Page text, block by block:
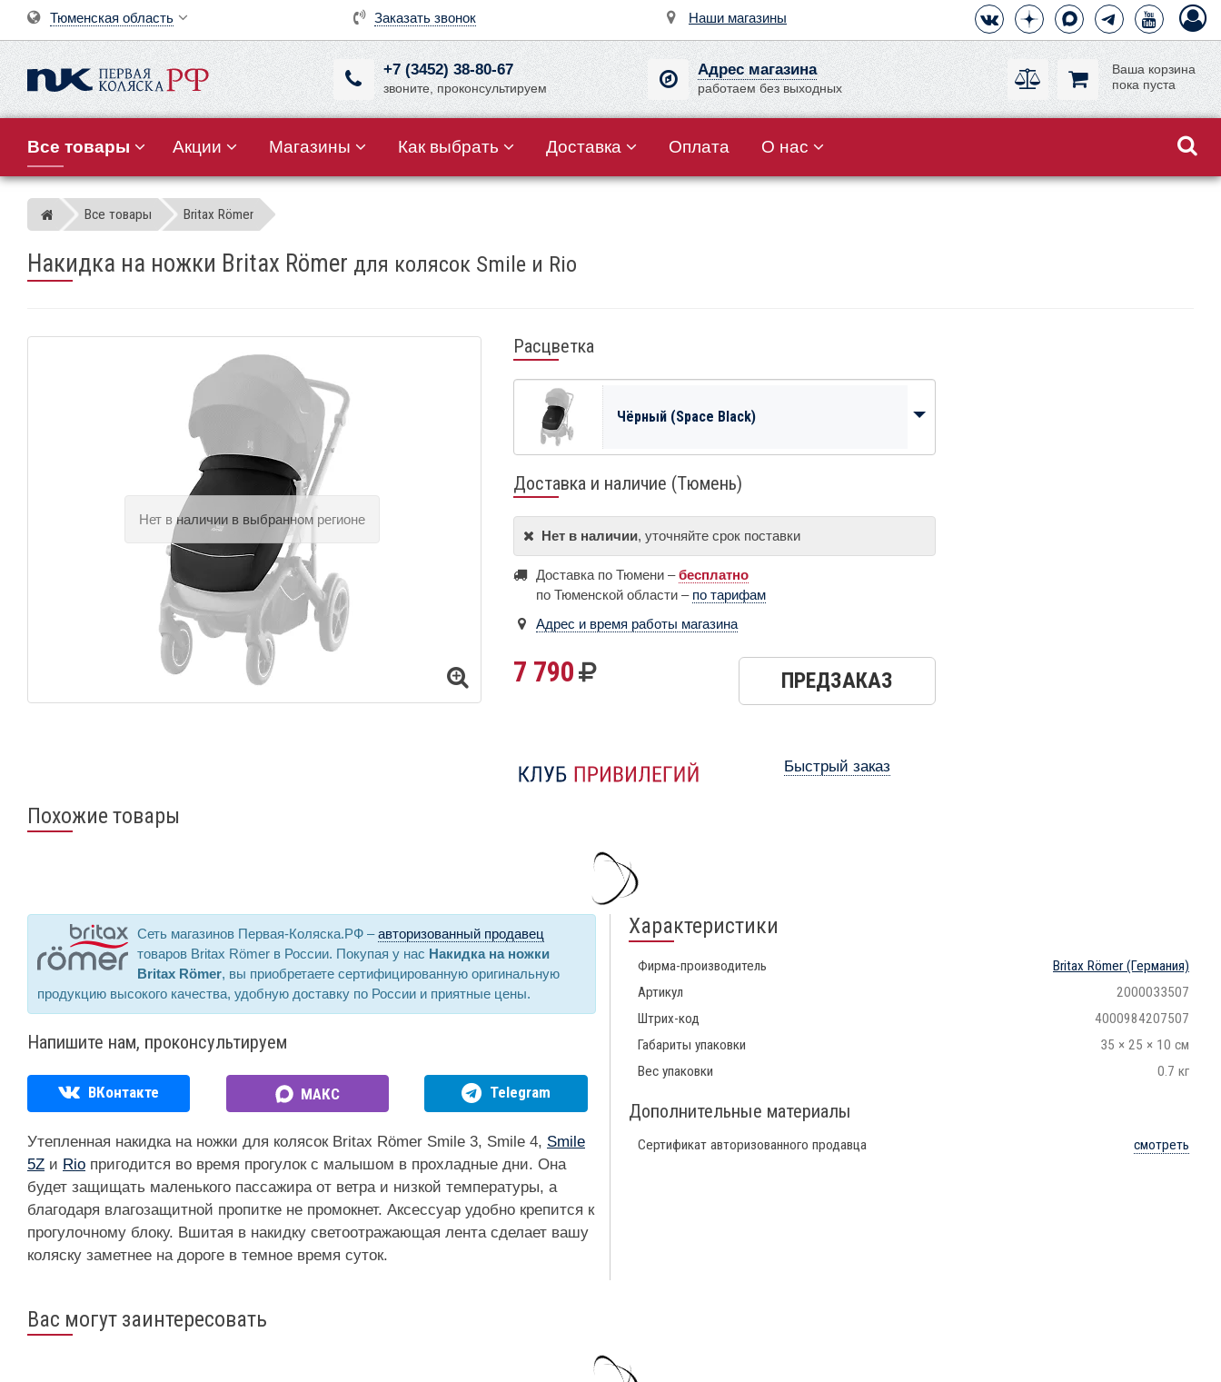
Заказать звонок Наши магазины
Тюменская область
+7 (3452) 38-80-67
звоните, проконсультируем
Адрес магазина
работаем без выходных
Ваша корзина
пока пуста
Все товары Акции Магазины Как выбрать Доставка Оплата О нас
Магазин детских колясок
Все товары Britax Römer
Накидка на ножки Britax Römer для колясок Smile и Rio
Расцветка
Чёрный (Space Black)
Доставка и наличие (Тюмень)
Нет в наличии, уточняйте срок поставки
Доставка по Тюмени –бесплатно
по Тюменской области – по тарифам
Адрес и время работы магазина
7 790 ПРЕДЗАКАЗ
Быстрый заказ
Похожие товары
Сеть магазинов Первая-Коляска.РФ –авторизованный продавец
товаров Britax Römer в России. Покупая у нас Накидка на ножки
Britax Römer, вы приобретаете сертифицированную оригинальную
продукцию высокого качества, удобную доставку по России и приятные цены.
Напишите нам, проконсультируем
ВКонтакте МАКС Telegram
Утепленная накидка на ножки для колясок Britax Römer Smile 3, Smile 4, Smile
5Z и Rio пригодится во время прогулок с малышом в прохладные дни. Она
будет защищать маленького пассажира от ветра и низкой температуры, а
благодаря влагозащитной пропитке не промокнет. Аксессуар удобно крепится к
прогулочному блоку. Вшитая в накидку светоотражающая лента сделает вашу
коляску заметнее на дороге в темное время суток.
Характеристики
Фирма-производитель Britax Römer(Германия)
Артикул
2000033507
Штрих-код
4000984207507
Габариты упаковки
35 × 25 × 10 см
Вес упаковки
0.7 кг
Дополнительные материалы
Сертификат авторизованного продавца смотреть
Вас могут заинтересовать